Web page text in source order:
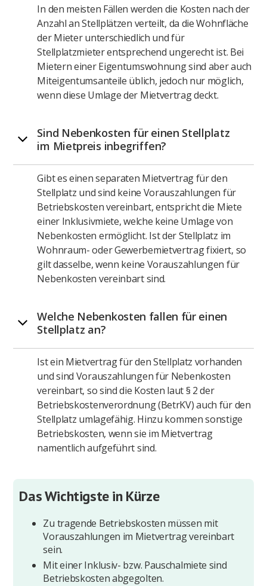
In den meisten Fällen werden die Kosten nach der
Anzahl an Stellplätzen verteilt, da die Wohnfläche
der Mieter unterschiedlich und für
Stellplatzmieter entsprechend ungerecht ist. Bei
Mietern einer Eigentumswohnung sind aber auch
Miteigentumsanteile üblich, jedoch nur möglich,
wenn diese Umlage der Mietvertrag deckt.
Sind Nebenkosten für einen Stellplatz
im Mietpreis inbegriffen?
Gibt es einen separaten Mietvertrag für den
Stellplatz und sind keine Vorauszahlungen für
Betriebskosten vereinbart, entspricht die Miete
einer Inklusivmiete, welche keine Umlage von
Nebenkosten ermöglicht. Ist der Stellplatz im
Wohnraum- oder Gewerbemietvertrag fixiert, so
gilt dasselbe, wenn keine Vorauszahlungen für
Nebenkosten vereinbart sind.
Welche Nebenkosten fallen für einen
Stellplatz an?
Ist ein Mietvertrag für den Stellplatz vorhanden
und sind Vorauszahlungen für Nebenkosten
vereinbart, so sind die Kosten laut § 2 der
Betriebskostenverordnung (BetrKV) auch für den
Stellplatz umlagefähig. Hinzu kommen sonstige
Betriebskosten, wenn sie im Mietvertrag
namentlich aufgeführt sind.
Das Wichtigste in Kürze
Zu tragende Betriebskosten müssen mit
Vorauszahlungen im Mietvertrag vereinbart
sein.
Mit einer Inklusiv- bzw. Pauschalmiete sind
Betriebskosten abgegolten.